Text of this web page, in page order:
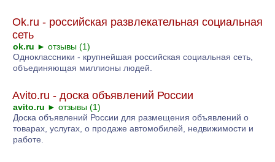
Ok.ru - российская развлекательная социальная
сеть
ok.ru ► отзывы (1)
Одноклассники - крупнейшая российская социальная сеть,
объединяющая миллионы людей.
Avito.ru - доска объявлений России
avito.ru ► отзывы (1)
Доска объявлений России для размещения объявлений о
товарах, услугах, о продаже автомобилей, недвижимости и
работе.